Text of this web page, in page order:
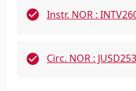
Instr. NOR :
Circ. NOR :